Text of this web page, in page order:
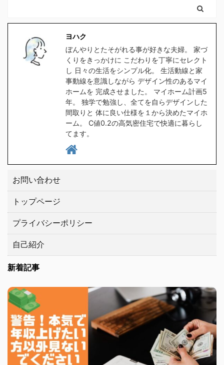
ボロになってきたので、
食洗器対応の水筒を探し
たのですが、意外と種類
が無く苦戦しました。
1時間程スマホをポチポ
チして探した所、大手ブ
ランドの中から２つ見つ
けましたので、皆さんに
もご紹介したい ...
社から 間取りの無料プラ
ンをゲットするなら コチ
い。 クリックしてプラン
を貰う。 高気密住宅と
は ヨハク簡単に言うと
スキマの無い家です 普
通に ...
ヨハク
ぼんやりとたそがれる事が好きな夫婦。 家づ
くりをきっかけに こだわりを丁寧にセレクト
し 日々の生活をシンプル化。 生活動線と家
事動線を意識しながら デザイン性のあるマイ
ホームを 完成させました。 マイホーム計画5
年。 独学で勉強し、全てを自らデザインした
間取りと 体に良い仕様を１から決めたマイホ
ーム。 C値0.2の高気密住宅で快適に暮らし
てます。
お問い合わせ
トップページ
プライバシーポリシー
自己紹介
新着記事